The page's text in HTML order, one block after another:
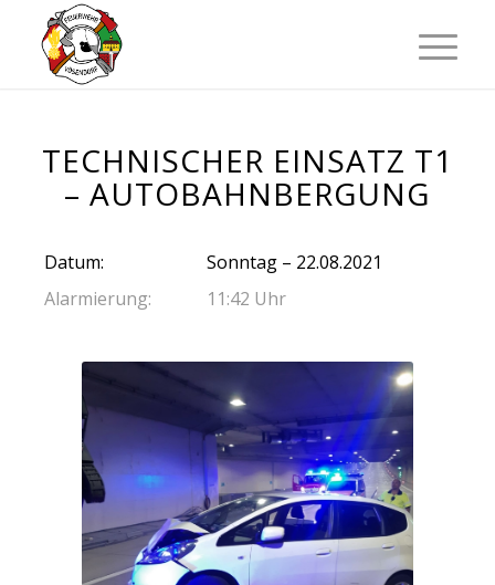
TECHNISCHER EINSATZ T1
– AUTOBAHNBERGUNG
Datum:
Sonntag – 22.08.2021
Alarmierung:
11:42 Uhr